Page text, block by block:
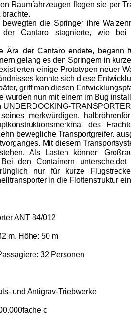
Raumfahrzeugen flogen sie per
die Springer ihre
der Cantaro stagnierte, wie
Ära der Cantaro endete, begann
gelang es den Springern in
einige Prototypen neuer
konnte sich diese
griff man diesen
wurden nun mit einem im Bug
merkwürdigen.
des
bewegliche Transportgreifer.
Mit diesem
Als Lasten können
den Containern
nur für kurze
in die Flottenstruktur
ANT 84/012
m. Höhe: 50 m
32 Personen
und Antigrav-Triebwerke
c